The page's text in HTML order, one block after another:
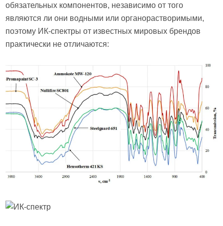
обязательных компонентов, независимо от того
являются ли они водными или органорастворимыми,
поэтому ИК-спектры от известных мировых брендов
практически не отличаются: